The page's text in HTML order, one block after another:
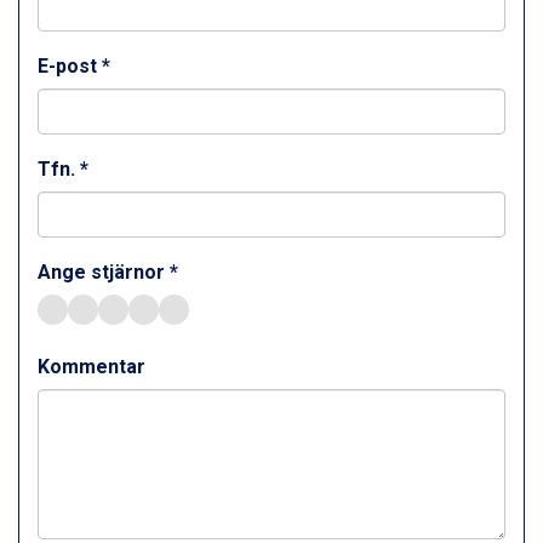
St. Anton från 11.245 kr.
Zell am See från 6.295 kr.
Canazei från 7.195 kr.
Ponte di Legno från 7.395 kr.
Bad Gastein från 6.295 kr.
Sauze dOulx från 6.145 kr.
Arabba från 11.045 kr.
La Thuile från 7.045 kr.
Cervinia från 8.245 kr.
Bad Hofgastein från 8.595 kr.
Saalbach från 9.445 kr.
E-post *
Tfn. *
Ange stjärnor *
Kommentar